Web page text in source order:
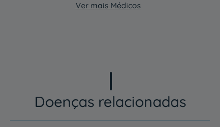
Ver mais Médicos
Doenças relacionadas